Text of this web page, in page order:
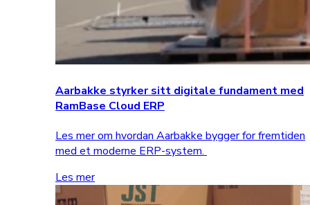
Aarbakke styrker sitt digitale fundament med
RamBase Cloud ERP
Les mer om hvordan Aarbakke bygger for fremtiden
med et moderne ERP-system.
Les mer